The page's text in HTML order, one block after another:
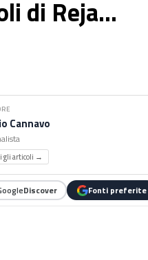
di Reja...
Cannavo
gli articoli →
Discover Fonti preferite